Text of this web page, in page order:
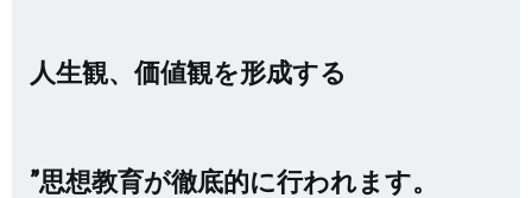
人生観、価値観を形成する
”思想教育が徹底的に行われます。